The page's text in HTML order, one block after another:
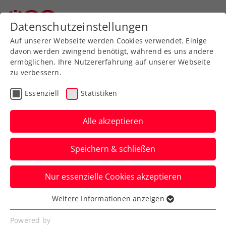
Zurück zur Newsübersicht
Turniere
ATP-Challenger Buenos
Aires: Neumayer
schrammt an
Premierentitel vorbei
Das ÖTV-Ass verliert in Argentiniens
Hauptstadt im Doppelfinale nur knapp im
Match Tiebreak.
Datenschutzeinstellungen
Auf unserer Webseite werden Cookies verwendet. Einige
davon werden zwingend benötigt, während es uns andere
ermöglichen, Ihre Nutzererfahrung auf unserer Webseite
zu verbessern.
Essenziell Statistiken
Alle akzeptieren
Speichern & schließen
Nur essenzielle Cookies akzeptieren
Essenziell
Essenzielle Cookies werden für grundlegende
Weitere Informationen anzeigen
Powered by